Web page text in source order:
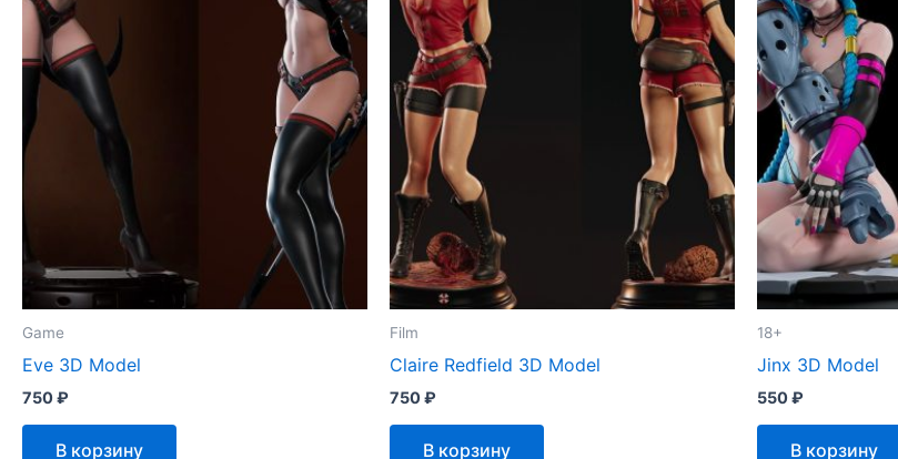
Game
Eve 3D Model
750₽
В корзину
Film
Claire Redfield 3D Model
750₽
В корзину
18+
Jinx 3D Model
550₽
В корзину